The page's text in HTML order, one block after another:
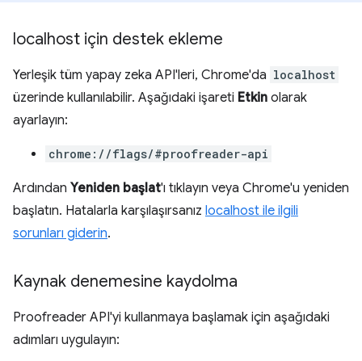
localhost için destek ekleme
Yerleşik tüm yapay zeka API'leri, Chrome'da localhost
üzerinde kullanılabilir. Aşağıdaki işareti Etkin olarak
ayarlayın:
chrome://flags/#proofreader-api
Ardından Yeniden başlat'ı tıklayın veya Chrome'u yeniden
başlatın. Hatalarla karşılaşırsanız localhost ile ilgili
sorunları giderin.
Kaynak denemesine kaydolma
Proofreader API'yi kullanmaya başlamak için aşağıdaki
adımları uygulayın: